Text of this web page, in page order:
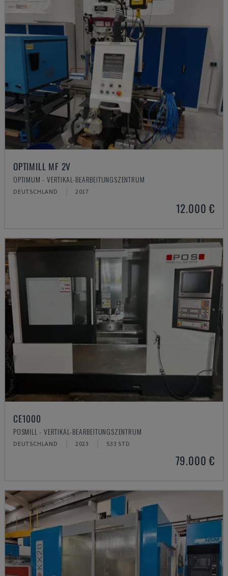
OPTIMILL MF 2V
OPTIMUM - VERTIKAL-BEARBEITUNGSZENTRUM
DEUTSCHLAND 2017
12.000 €
CE1000
POSMILL - VERTIKAL-BEARBEITUNGSZENTRUM
DEUTSCHLAND 2023 533 STD
79.000 €